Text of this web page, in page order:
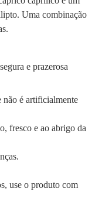
Uma combinação
e prazerosa
não é artificialmente
fresco e ao abrigo da
use o produto com